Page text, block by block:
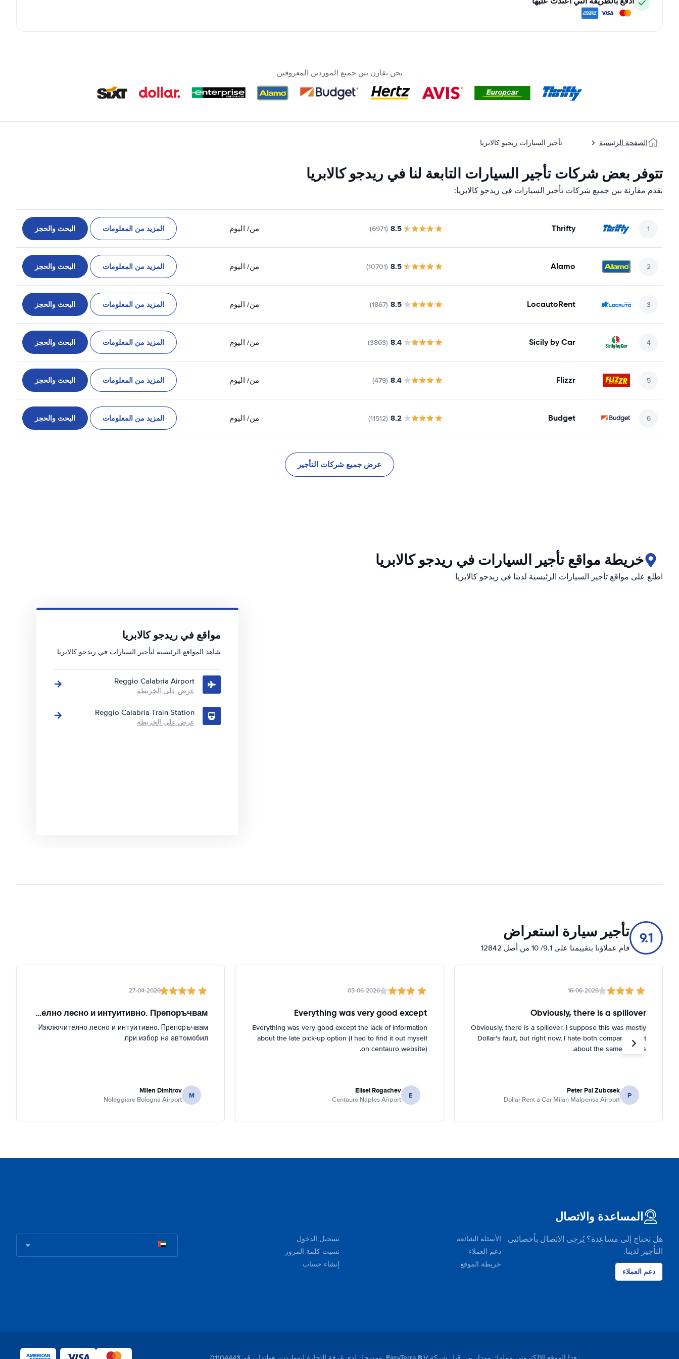
نحن نقارن بين جميع الموردين المعروفين
الصفحة الرئيسية تأجير السيارات ريجيو كالابريا
تتوفر بعض شركات تأجير السيارات التابعة لنا في ريدجو كالابريا
نقدم مقارنة بين جميع شركات تأجير السيارات في ريدجو كالابريا:
Thrifty
8.5
(6971) من/ اليوم المزيد من المعلومات البحث والحجز
Alamo
8.5
(10701) من/ اليوم المزيد من المعلومات البحث والحجز
LocautoRent
8.5
(1867) من/ اليوم المزيد من المعلومات البحث والحجز
Sicily by Car
8.4
(3863) من/ اليوم المزيد من المعلومات البحث والحجز
Flizzr
8.4
(479) من/ اليوم المزيد من المعلومات البحث والحجز
Budget
8.2
(11512) من/ اليوم المزيد من المعلومات البحث والحجز
عرض جميع شركات التأجير
خريطة مواقع تأجير السيارات في ريدجو كالابريا
اطلع على مواقع تأجير السيارات الرئيسية لدينا في ريدجو كالابريا
مواقع في ريدجو كالابريا
شاهد المواقع الرئيسية لتأجير السيارات في ريدجو كالابريا
Reggio Calabria Airport
عرض على الخريطة
Reggio Calabria Train Station
عرض على الخريطة
9.1 تأجير سيارة استعراض
قام عملاؤنا بتقييمنا على 9.1/ 10 من أصل 12842
16-06-2026
Obviously, there is a spillover
Obviously, there is a spillover. I suppose this was mostly
Dollar's fault, but right now, I hate both companies just
about the same for this.
P
Peter Pal Zubcsek
Dollar Rent a Car Milan Malpensa Airport
05-06-2026
Everything was very good except
Everything was very good except the lack of information
about the late pick-up option (I had to find it out myself
on centauro website).
E
Elisei Rogachev
Centauro Naples Airport
27-04-2026
Изключително лесно и интуитивно. Препоръчвам
Изключително лесно и интуитивно. Препоръчвам
при избор на автомобил.
M
Milen Dimitrov
Noleggiare Bologna Airport
المساعدة والاتصال
هل تحتاج إلى مساعدة؟ يُرجى الاتصال بأخصائيي
التأجير لدينا.
دعم العملاء
الأسئلة الشائعة
دعم العملاء
خريطة الموقع
تسجيل الدخول
نسيت كلمة المرور
إنشاء حساب